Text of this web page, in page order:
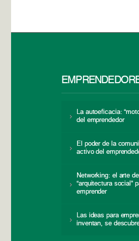
La autoeficacia:
del emprendedor
El poder de la
activo del
Networking: el arte
“arquitectura social”
emprender
Las ideas para
inventan, se